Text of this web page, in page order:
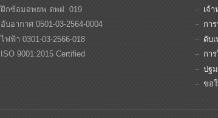
ฝึกซ้อมอพยพ ดพฝ. 019
อับอากาศ 0501-03-2564-0004
ไฟฟ้า 0301-03-2566-018
ISO 9001:2015 Certified
เจ้
กา
ดับ
กา
ปฐ
ขอ